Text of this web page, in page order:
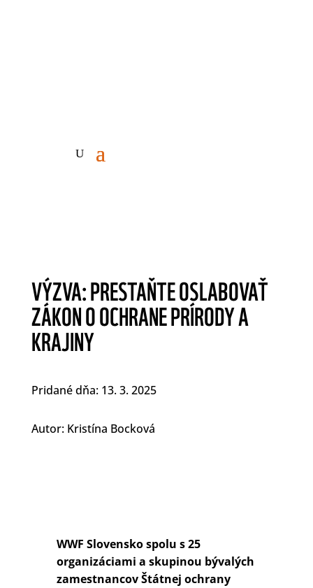
VÝZVA: PRESTAŇTE OSLABOVAŤ
ZÁKON O OCHRANE PRÍRODY A
KRAJINY
Pridané dňa: 13. 3. 2025
Autor: Kristína Bocková
WWF Slovensko spolu s 25
organizáciami a skupinou bývalých
zamestnancov Štátnej ochrany